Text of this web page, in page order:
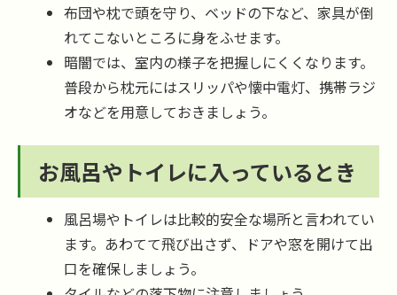
布団や枕で頭を守り、ベッドの下など、家具が倒
れてこないところに身をふせます。
暗闇では、室内の様子を把握しにくくなります。
普段から枕元にはスリッパや懐中電灯、携帯ラジ
オなどを用意しておきましょう。
お風呂やトイレに入っているとき
風呂場やトイレは比較的安全な場所と言われてい
ます。あわてて飛び出さず、ドアや窓を開けて出
口を確保しましょう。